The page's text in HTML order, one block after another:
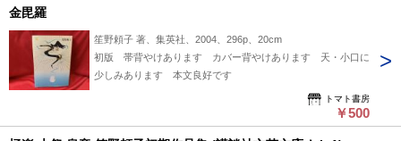
金毘羅
笙野頼子 著、集英社、2004、296p、20cm
初版 帯背やけあります カバー背やけあります 天・小口に
少しみあります 本文良好です
トマト書房
￥500